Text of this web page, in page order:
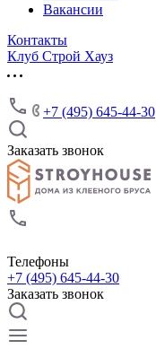
Вакансии
Контакты
Клуб Строй Хауз
+7 (495) 645-44-30
Заказать звонок
Телефоны
+7 (495) 645-44-30
Заказать звонок